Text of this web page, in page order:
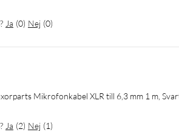
Ja (0) Nej (0)
Mikrofonkabel XLR till 6,3 mm 1 m,
Ja (2) Nej (1)